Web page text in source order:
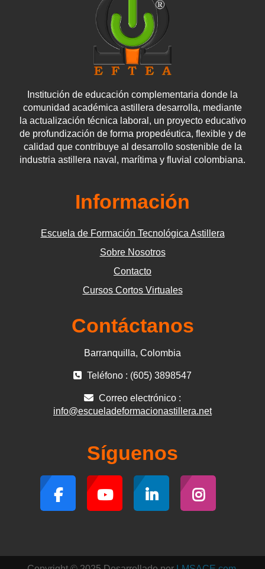
Institución de educación complementaria donde la
comunidad académica astillera desarrolla, mediante
la actualización técnica laboral, un proyecto educativo
de profundización de forma propedéutica, flexible y de
calidad que contribuye al desarrollo sostenible de la
industria astillera naval, marítima y fluvial colombiana.
Información
Escuela de Formación Tecnológica Astillera
Sobre Nosotros
Contacto
Cursos Cortos Virtuales
Contáctanos
Barranquilla, Colombia
Teléfono : (605) 3898547
Correo electrónico :
info@escueladeformacionastillera.net
Síguenos